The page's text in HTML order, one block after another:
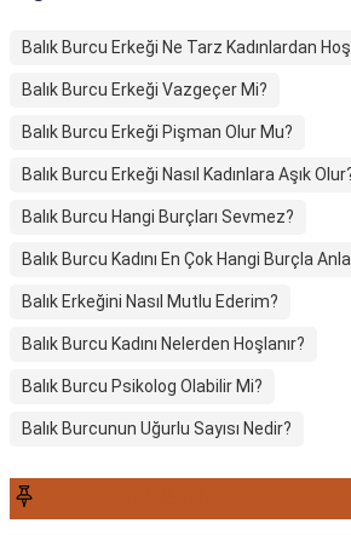
Balık Burcu Erkeği Ne Tarz Kadınlardan
Balık Burcu Erkeği Vazgeçer Mi?
Balık Burcu Erkeği Pişman Olur Mu?
Balık Burcu Erkeği Nasıl Kadınlara Aşık
Balık Burcu Hangi Burçları Sevmez?
Balık Burcu Kadını En Çok Hangi Burçla
Balık Erkeğini Nasıl Mutlu Ederim?
Balık Burcu Kadını Nelerden Hoşlanır?
Balık Burcu Psikolog Olabilir Mi?
Balık Burcunun Uğurlu Sayısı Nedir?